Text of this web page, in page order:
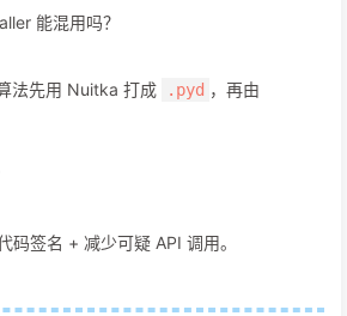
能混用吗？
法先用 Nuitka 打成 .pyd ，再由
码签名 + 减少可疑 API 调用。